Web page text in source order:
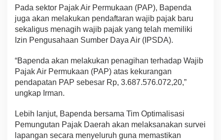
Pada sektor Pajak Air Permukaan (PAP), Bapenda
juga akan melakukan pendaftaran wajib pajak baru
sekaligus menagih wajib pajak yang telah memiliki
Izin Pengusahaan Sumber Daya Air (IPSDA).
“Bapenda akan melakukan penagihan terhadap Wajib
Pajak Air Permukaan (PAP) atas kekurangan
pendapatan PAP sebesar Rp, 3.687.576.072,20,”
ungkap Irman.
Lebih lanjut, Bapenda bersama Tim Optimalisasi
Pemungutan Pajak Daerah akan melaksanakan survei
lapangan secara menyeluruh guna memastikan